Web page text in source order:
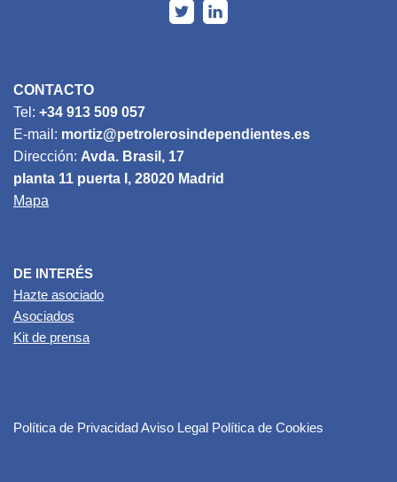
CONTACTO
Tel: +34 913 509 057
E-mail: mortiz@petrolerosindependientes.es
Dirección: Avda. Brasil, 17
planta 11 puerta I, 28020 Madrid
Mapa
DE INTERÉS
Hazte asociado
Asociados
Kit de prensa
Política de PrivacidadAviso Legal Política de Cookies